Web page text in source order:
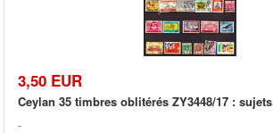
3,50 EUR
Ceylan 35 timbres oblitérés ZY3448/17 : sujets